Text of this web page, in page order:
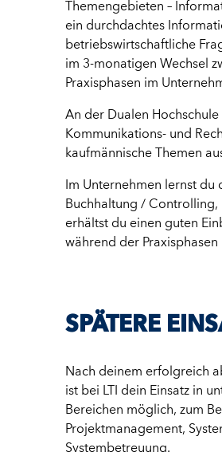
Themengebieten –
ein durchdachtes
betriebswirtschaftliche
im 3-monatigen Wechsel
Praxisphasen im
An der Dualen
Kommunikations- und
kaufmännische Themen
Im Unternehmen lernst
Buchhaltung / Controlling,
erhältst du einen guten
während der
SPÄTERE
Nach deinem erfolgreich
ist bei LTI dein Einsatz in
Bereichen möglich, zum
Projektmanagement,
Systembetreuung.